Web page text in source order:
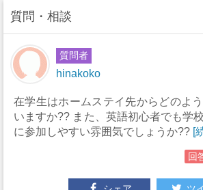
質問・相談
質問者
hinakoko
在学生はホームステイ先からどのよ
いますか?? また、英語初心者でも学
に参加しやすい雰囲気でしょうか?? [
回